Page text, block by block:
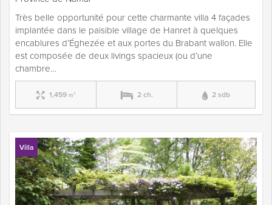
Très belle opportunité pour cette charmante villa 4 façades
implantée dans le paisible village de Hanret à quelques
encablures d’Éghezée et aux portes du Brabant wallon. Elle
est composée de deux livings spacieux (ou d’une
chambre…
1,459 m² 2 ch. 2 sdb
Villa